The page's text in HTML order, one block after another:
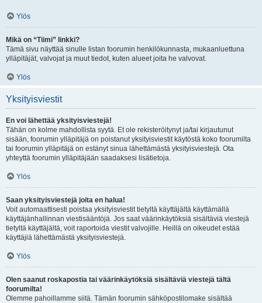
Ylös
Mikä on “Tiimi” linkki?
Tämä sivu näyttää sinulle listan foorumin henkilökunnasta, mukaanluettuna
ylläpitäjät, valvojat ja muut tiedot, kuten alueet joita he valvovat.
Ylös
Yksityisviestit
En voi lähettää yksityisviestejä!
Tähän on kolme mahdollista syytä. Et ole rekisteröitynyt ja/tai kirjautunut
sisään, foorumin ylläpitäjä on poistanut yksityisviestit käytöstä koko foorumilta
tai foorumin ylläpitäjä on estänyt sinua lähettämästä yksityisviestejä. Ota
yhteyttä foorumin ylläpitäjään saadaksesi lisätietoja.
Ylös
Saan yksityisviestejä joita en halua!
Voit automaattisesti poistaa yksityisviestit tietyltä käyttäjältä käyttämällä
käyttäjänhallinnan viestisääntöjä. Jos saat väärinkäytöksiä sisältäviä viestejä
tietyltä käyttäjältä, voit raportoida viestit valvojille. Heillä on oikeudet estää
käyttäjiä lähettämästä yksityisviestejä.
Ylös
Olen saanut roskapostia tai väärinkäytöksiä sisältäviä viestejä tältä
foorumilta!
Olemme pahoillamme siitä. Tämän foorumin sähköpostilomake sisältää